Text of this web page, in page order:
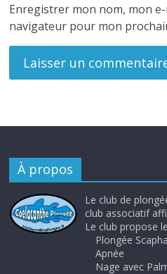
Enregistrer mon nom, mon
navigateur pour mon
À propos
Le club de
club associatif
Le club propose
Plongée
Apnée
Nage avec